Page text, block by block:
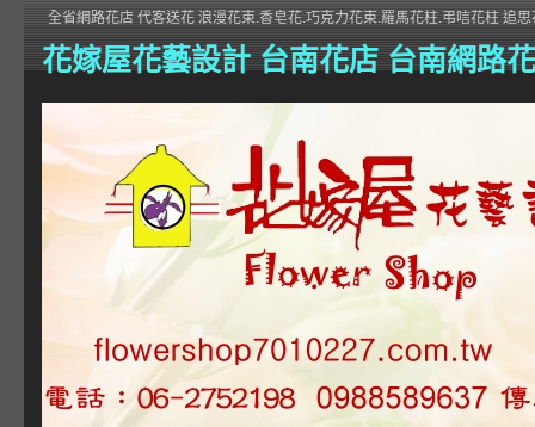
花嫁屋花藝設計 台南花店 台南網路
全省網路花店 代客送花 浪漫花束.香皂花.巧克力花束.羅馬花柱.弔唁花柱 追